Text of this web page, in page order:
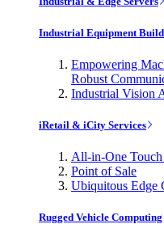
Industrial Equipment
Empowering
Robust
Industrial Vision
iRetail & iCity Services
All-in-One Touch
Point of Sale
Ubiquitous Edge
Rugged Vehicle Computing